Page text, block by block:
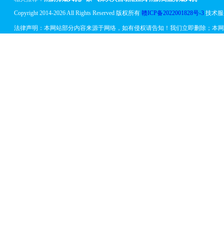
Copyright 2014-2026 All Rights Reserved 版权所有 赣ICP备2022001828号-3技术服
法律声明：本网站部分内容来源于网络，如有侵权请告知！我们立即删除；本